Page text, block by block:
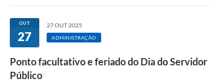
Transparência
Contratos
OUT
27
27 OUT 2025
ADMINISTRAÇÃO
Ponto facultativo e feriado do Dia do Servidor
Público